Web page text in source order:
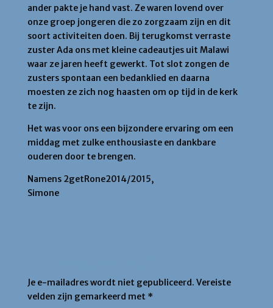
ander pakte je hand vast. Ze waren lovend over
onze groep jongeren die zo zorgzaam zijn en dit
soort activiteiten doen. Bij terugkomst verraste
zuster Ada ons met kleine cadeautjes uit Malawi
waar ze jaren heeft gewerkt. Tot slot zongen de
zusters spontaan een bedanklied en daarna
moesten ze zich nog haasten om op tijd in de kerk
te zijn.
Het was voor ons een bijzondere ervaring om een
middag met zulke enthousiaste en dankbare
ouderen door te brengen.
Namens 2getRone2014/2015,
Simone
Je e-mailadres wordt niet gepubliceerd. Vereiste
velden zijn gemarkeerd met *